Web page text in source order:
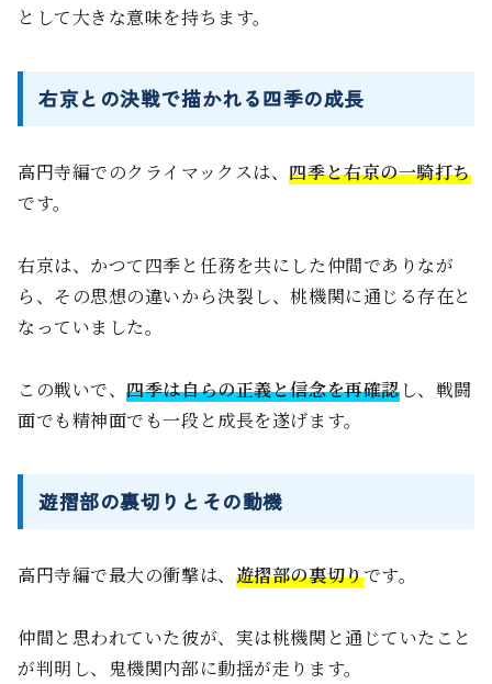
として大きな意味を持ちます。
右京との決戦で描かれる四季の成長
高円寺編でのクライマックスは、四季と右京の一騎打ち
です。
右京は、かつて四季と任務を共にした仲間でありなが
ら、その思想の違いから決裂し、桃機関に通じる存在と
なっていました。
この戦いで、四季は自らの正義と信念を再確認し、戦闘
面でも精神面でも一段と成長を遂げます。
遊摺部の裏切りとその動機
高円寺編で最大の衝撃は、 遊摺部の裏切りです。
仲間と思われていた彼が、実は桃機関と通じていたこと
が判明し、鬼機関内部に動揺が走ります。